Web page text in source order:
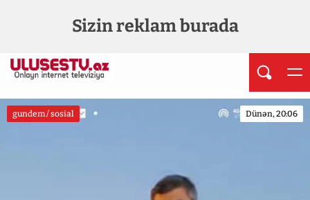
Sizin reklam burada
gundem / sosial Dünən, 20:06